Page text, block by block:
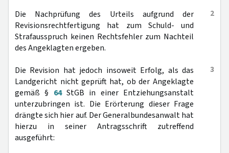
2
Die Nachprüfung des Urteils aufgrund der
Revisionsrechtfertigung hat zum Schuld- und
Strafausspruch keinen Rechtsfehler zum Nachteil
des Angeklagten ergeben.
3
Die Revision hat jedoch insoweit Erfolg, als das
Landgericht nicht geprüft hat, ob der Angeklagte
gemäß § 64StGB in einer Entziehungsanstalt
unterzubringen ist. Die Erörterung dieser Frage
drängte sich hier auf. Der Generalbundesanwalt hat
hierzu in seiner Antragsschrift zutreffend
ausgeführt: